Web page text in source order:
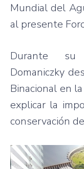
Mundial del
al presente
Durante su
Domaniczky
Binacional en
explicar la
conservación